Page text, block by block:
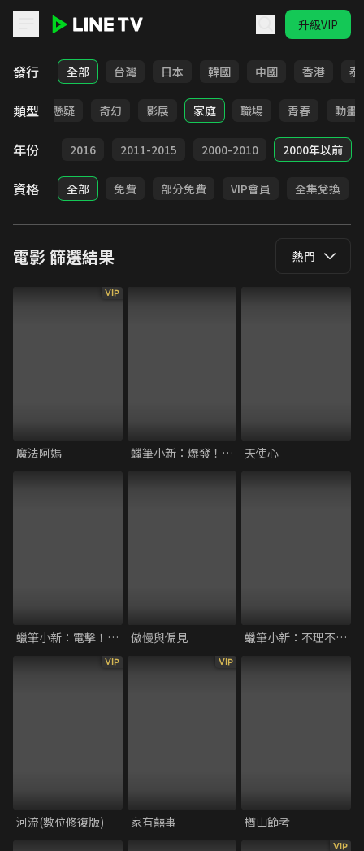
升級VIP
LINE TV - 電影
發行 全部 台灣 日本 韓國 中國 香港 泰
類型
靈異 懸疑 奇幻 影展 家庭 職場 青春 動畫
年份
2017 2016 2011-2015 2000-2010 2000年以前
資格 全部 免費 部分免費 VIP會員 全集兌換
電影篩選結果 熱門
VIP
魔法阿媽 蠟筆小新：爆發！溫泉激烈大決戰 天使心
蠟筆小新：電擊！豬蹄大作戰 傲慢與偏見 蠟筆小新：不理不理王國的秘寶
VIP
河流(數位修復版)
VIP
家有囍事 楢山節考
VIP